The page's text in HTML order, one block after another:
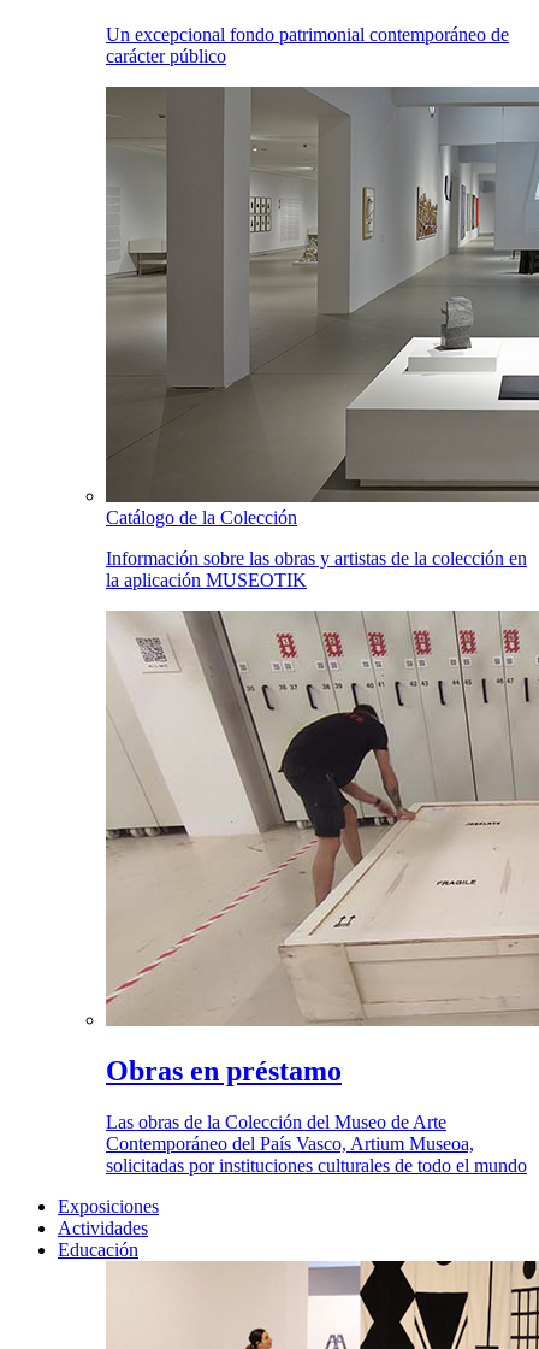
Un excepcional fondo patrimonial contemporáneo de
carácter público
Catálogo de la Colección
Información sobre las obras y artistas de la colección en
la aplicación MUSEOTIK
Obras en préstamo
Las obras de la Colección del Museo de Arte
Contemporáneo del País Vasco, Artium Museoa,
solicitadas por instituciones culturales de todo el mundo
Exposiciones
Actividades
Educación